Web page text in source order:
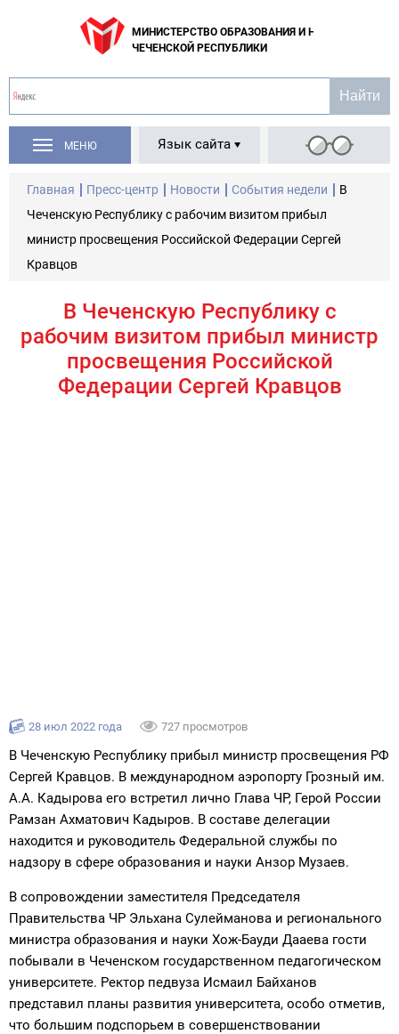
МИНИСТЕРСТВО ОБРАЗОВАНИЯ И НАУКИ
ЧЕЧЕНСКОЙ РЕСПУБЛИКИ
МЕНЮ Язык сайта
Главная Пресс-центр Новости События недели
В
Чеченскую Республику с рабочим визитом прибыл
министр просвещения Российской Федерации Сергей
Кравцов
В Чеченскую Республику с
рабочим визитом прибыл министр
просвещения Российской
Федерации Сергей Кравцов
28 июл 2022 года 727 просмотров
В Чеченскую Республику прибыл министр просвещения РФ
Сергей Кравцов. В международном аэропорту Грозный им.
А.А. Кадырова его встретил лично Глава ЧР, Герой России
Рамзан Ахматович Кадыров. В составе делегации
находится и руководитель Федеральной службы по
надзору в сфере образования и науки Анзор Музаев.
В сопровождении заместителя Председателя
Правительства ЧР Эльхана Сулейманова и регионального
министра образования и науки Хож-Бауди Дааева гости
побывали в Чеченском государственном педагогическом
университете. Ректор педвуза Исмаил Байханов
представил планы развития университета, особо отметив,
что большим подспорьем в совершенствовании